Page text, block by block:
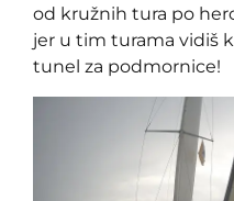
od kružnih tura po
jer u tim turama vidiš
tunel za podmornice!